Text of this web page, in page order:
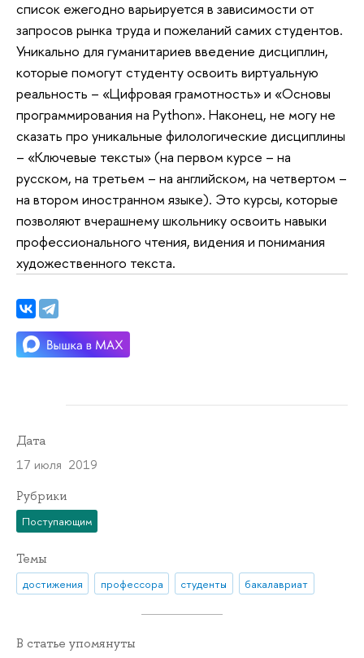
список ежегодно варьируется в зависимости от
запросов рынка труда и пожеланий самих студентов.
Уникально для гуманитариев введение дисциплин,
которые помогут студенту освоить виртуальную
реальность – «Цифровая грамотность» и «Основы
программирования на Python». Наконец, не могу не
сказать про уникальные филологические дисциплины
– «Ключевые тексты» (на первом курсе – на
русском, на третьем – на английском, на четвертом –
на втором иностранном языке). Это курсы, которые
позволяют вчерашнему школьнику освоить навыки
профессионального чтения, видения и понимания
художественного текста.
Дата
17 июля 2019
Рубрики
Поступающим
Темы
достижения профессора студенты бакалавриат
В статье упомянуты